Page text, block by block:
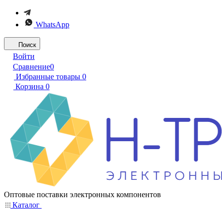
WhatsApp
Поиск
Войти
Сравнение0
Избранные товары 0
Корзина 0
Оптовые поставки электронных компонентов
Каталог